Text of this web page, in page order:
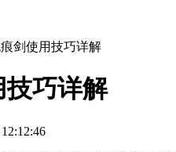
剑使用技巧详解
巧详解